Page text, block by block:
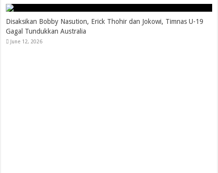
Disaksikan Bobby Nasution, Erick Thohir dan Jokowi, Timnas U-19
Gagal Tundukkan Australia
June 12, 2026